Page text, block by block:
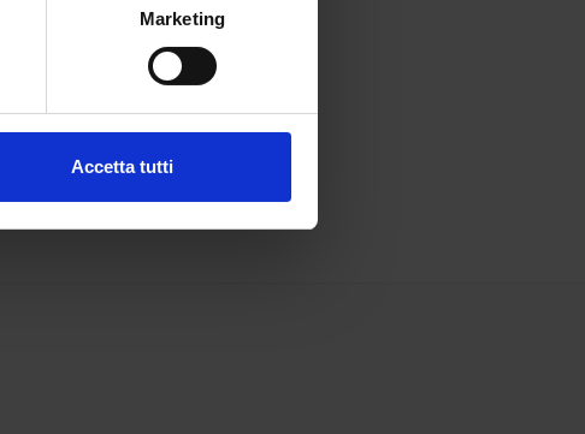
qualche metro,Marketing
Accetta tutti